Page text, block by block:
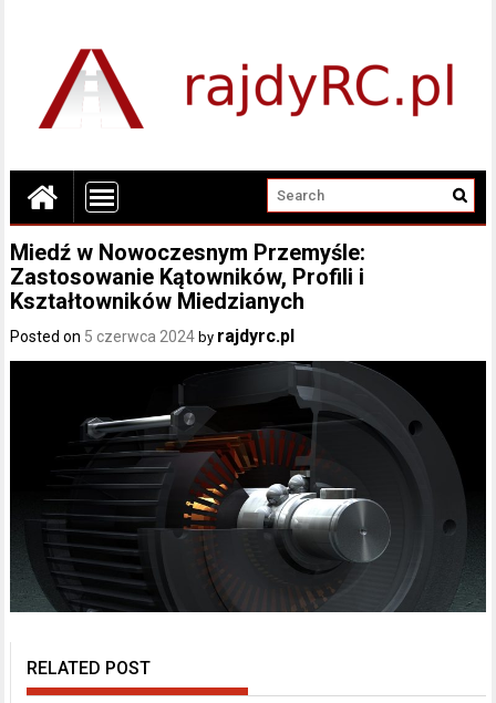
Miedź w Nowoczesnym Przemyśle:
Zastosowanie Kątowników, Profili i
Kształtowników Miedzianych
Posted on 5 czerwca 2024 by rajdyrc.pl
RELATED POST